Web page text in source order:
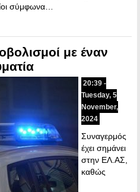
σύμφωνα…
με έναν
20:39 -
Tuesday, 5
November,
2024
Συναγερμός
έχει σημάνει
στην ΕΛ.ΑΣ,
καθώς